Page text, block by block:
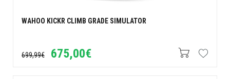
WAHOO KICKR CLIMB GRADE SIMULATOR
699,99€ 675,00€